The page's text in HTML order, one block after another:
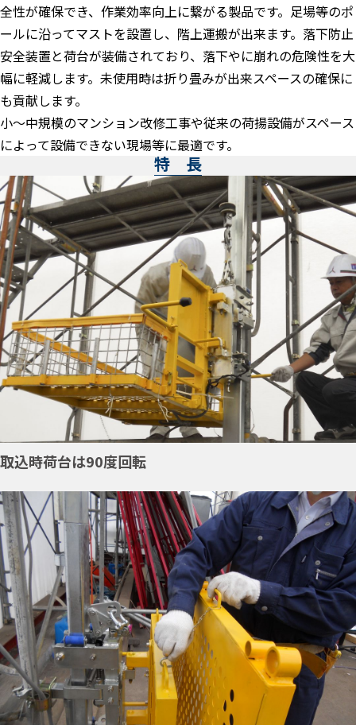
全性が確保でき、作業効率向上に繋がる製品です。足場等のポ
ールに沿ってマストを設置し、階上運搬が出来ます。落下防止
安全装置と荷台が装備されており、落下やに崩れの危険性を大
幅に軽減します。未使用時は折り畳みが出来スペースの確保に
も貢献します。
小～中規模のマンション改修工事や従来の荷揚設備がスペース
によって設備できない現場等に最適です。
特 長
取込時荷台は90度回転